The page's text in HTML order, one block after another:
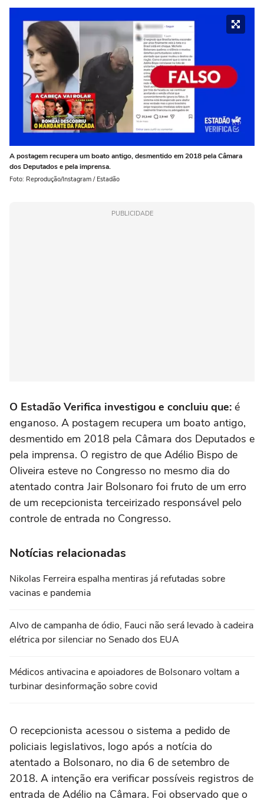
A postagem recupera um boato antigo, desmentido em 2018 pela Câmara
dos Deputados e pela imprensa.
Foto: Reprodução/Instagram / Estadão
PUBLICIDADE
O Estadão Verifica investigou e concluiu que: é
enganoso. A postagem recupera um boato antigo,
desmentido em 2018 pela Câmara dos Deputados e
pela imprensa. O registro de que Adélio Bispo de
Oliveira esteve no Congresso no mesmo dia do
atentado contra Jair Bolsonaro foi fruto de um erro
de um recepcionista terceirizado responsável pelo
controle de entrada no Congresso.
Notícias relacionadas
Nikolas Ferreira espalha mentiras já refutadas sobre
vacinas e pandemia
Alvo de campanha de ódio, Fauci não será levado à cadeira
elétrica por silenciar no Senado dos EUA
Médicos antivacina e apoiadores de Bolsonaro voltam a
turbinar desinformação sobre covid
O recepcionista acessou o sistema a pedido de
policiais legislativos, logo após a notícia do
atentado a Bolsonaro, no dia 6 de setembro de
2018. A intenção era verificar possíveis registros de
entrada de Adélio na Câmara. Foi observado que o